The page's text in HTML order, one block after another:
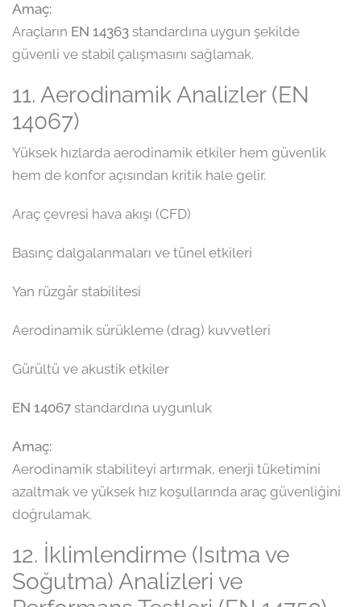
Amaç:
Araçların EN 14363 standardına uygun şekilde
güvenli ve stabil çalışmasını sağlamak.
11. Aerodinamik Analizler (EN
14067)
Yüksek hızlarda aerodinamik etkiler hem güvenlik
hem de konfor açısından kritik hale gelir.
Araç çevresi hava akışı (CFD)
Basınç dalgalanmaları ve tünel etkileri
Yan rüzgâr stabilitesi
Aerodinamik sürükleme (drag) kuvvetleri
Gürültü ve akustik etkiler
EN 14067 standardına uygunluk
Amaç:
Aerodinamik stabiliteyi artırmak, enerji tüketimini
azaltmak ve yüksek hız koşullarında araç güvenliğini
doğrulamak.
12. İklimlendirme (Isıtma ve
Soğutma) Analizleri ve